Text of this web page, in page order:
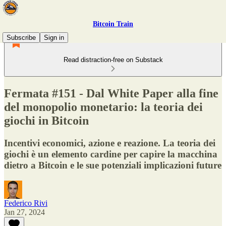
Bitcoin Train
Subscribe
Sign in
Read distraction-free on Substack
Fermata #151 - Dal White Paper alla fine
del monopolio monetario: la teoria dei
giochi in Bitcoin
Incentivi economici, azione e reazione. La teoria dei
giochi è un elemento cardine per capire la macchina
dietro a Bitcoin e le sue potenziali implicazioni future
Federico Rivi
Jan 27, 2024